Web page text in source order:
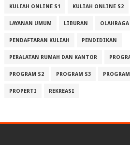
KULIAH ONLINE S1 KULIAH ONLINE S2
LAYANAN UMUM LIBURAN OLAHRAGA
PENDAFTARAN KULIAH PENDIDIKAN
PERALATAN RUMAH DAN KANTOR
PROGRAM S2 PROGRAM S3
PROPERTI REKREASI